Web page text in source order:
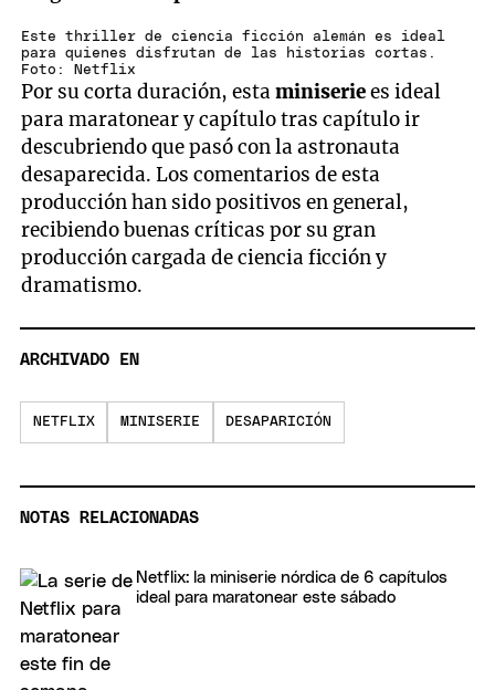
Este thriller de ciencia ficción alemán es ideal
para quienes disfrutan de las historias cortas.
Foto: Netflix
Por su corta duración, estaminiseriees ideal
para maratonear y capítulo tras capítulo ir
descubriendo que pasó con la astronauta
desaparecida. Los comentarios de esta
producción han sido positivos en general,
recibiendo buenas críticas por su gran
producción cargada de ciencia ficción y
dramatismo.
ARCHIVADO EN
NETFLIX MINISERIE DESAPARICIÓN
NOTAS RELACIONADAS
Netflix: la miniserie nórdica de 6 capítulos
ideal para maratonear este sábado